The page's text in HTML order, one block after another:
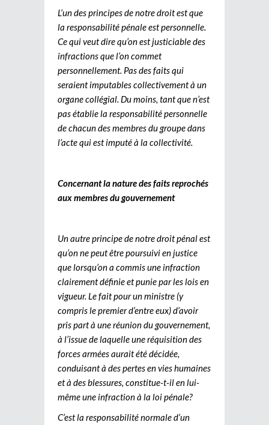
L’un des principes de notre droit est que
la responsabilité pénale est personnelle.
Ce qui veut dire qu’on est justiciable des
infractions que l’on commet
personnellement. Pas des faits qui
seraient imputables collectivement à un
organe collégial. Du moins, tant que n’est
pas établie la responsabilité personnelle
de chacun des membres du groupe dans
l’acte qui est imputé à la collectivité.
Concernant la nature des faits reprochés
aux membres du gouvernement
Un autre principe de notre droit pénal est
qu’on ne peut être poursuivi en justice
que lorsqu’on a commis une infraction
clairement définie et punie par les lois en
vigueur. Le fait pour un ministre (y
compris le premier d’entre eux) d’avoir
pris part à une réunion du gouvernement,
à l’issue de laquelle une réquisition des
forces armées aurait été décidée,
conduisant à des pertes en vies humaines
et à des blessures, constitue-t-il en lui-
même une infraction à la loi pénale?
C’est la responsabilité normale d’un